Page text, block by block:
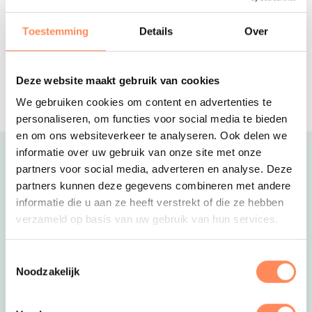
Toestemming Details Over
Deze website maakt gebruik van cookies
We gebruiken cookies om content en advertenties te
personaliseren, om functies voor social media te bieden
en om ons websiteverkeer te analyseren. Ook delen we
informatie over uw gebruik van onze site met onze
partners voor social media, adverteren en analyse. Deze
partners kunnen deze gegevens combineren met andere
informatie die u aan ze heeft verstrekt of die ze hebben
verzameld op basis van uw gebruik van hun services.
Noodzakelijk
APELDOORN- Verblijf na een gezellige
Apeldoorn
unieke belevenis op het water in deze
drijvende tiny-houses!
Uitgelicht